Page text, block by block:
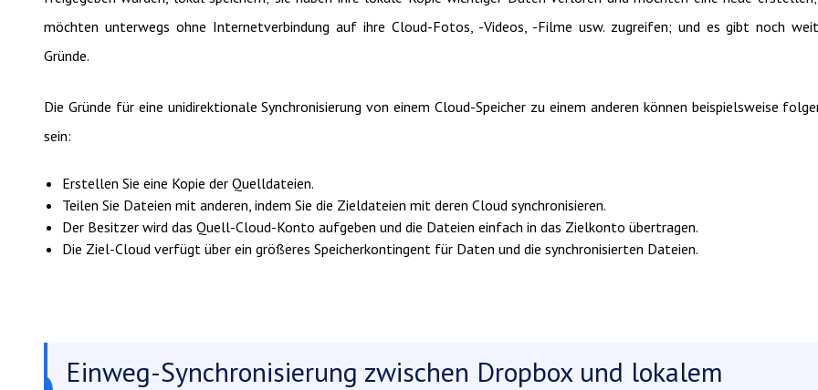
möchten unterwegs ohne Internetverbindung auf ihre Cloud-Fotos, -Videos, -Filme usw. zugreifen; und es gibt noch
Gründe.
Die Gründe für eine unidirektionale Synchronisierung von einem Cloud-Speicher zu einem anderen können beispielsweise
sein:
Erstellen Sie eine Kopie der Quelldateien.
Teilen Sie Dateien mit anderen, indem Sie die Zieldateien mit deren Cloud synchronisieren.
Der Besitzer wird das Quell-Cloud-Konto aufgeben und die Dateien einfach in das Zielkonto übertragen.
Die Ziel-Cloud verfügt über ein größeres Speicherkontingent für Daten und die synchronisierten Dateien.
Einweg-Synchronisierung zwischen Dropbox und lokalem